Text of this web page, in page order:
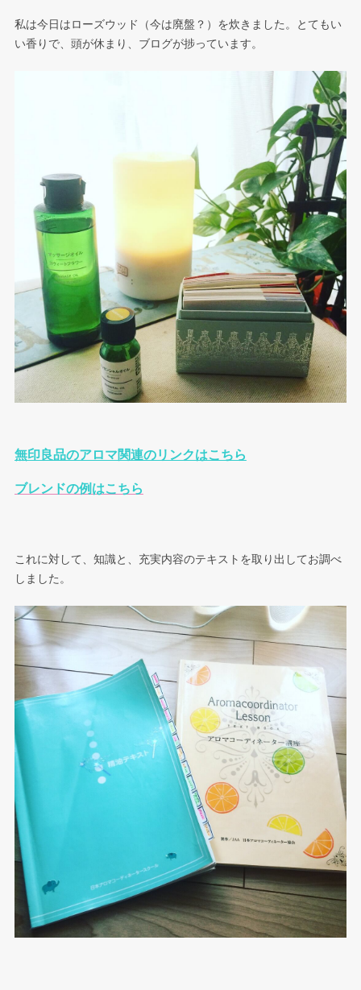
私は今日はローズウッド（今は廃盤？）を炊きました。とてもい
い香りで、頭が休まり、ブログが捗っています。
無印良品のアロマ関連のリンクはこちら
ブレンドの例はこちら
これに対して、知識と、充実内容のテキストを取り出してお調べ
しました。